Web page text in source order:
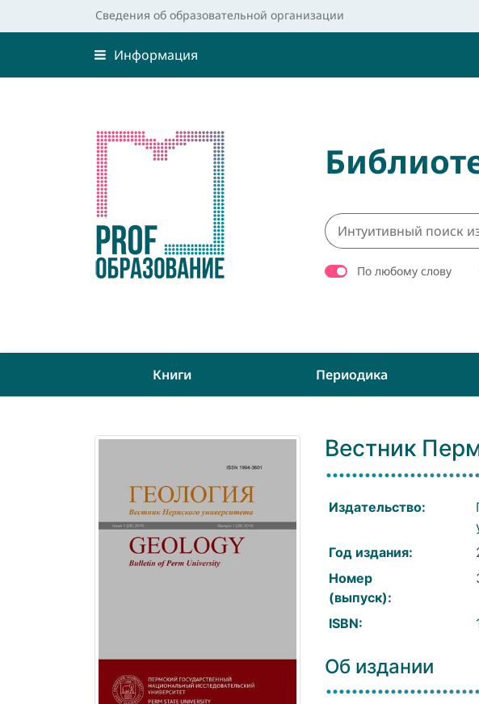
Сведения об образовательной организации
Информация
По любому слову
Книги Периодика
Вестник
Издательство:
Год издания:
Номер
(выпуск):
ISBN:
Об издании